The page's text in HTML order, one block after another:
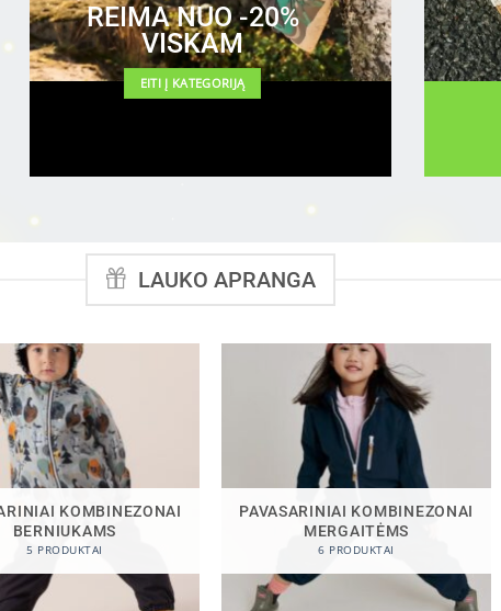
REIMA NUO -20%
VISKAM
EITI Į KATEGORIJĄ
LAUKO APRANGA
KOMBINEZONAI
BERNIUKAMS
5 PRODUKTAI
PAVASARINIAI KOMBINEZONAI
MERGAITĖMS
6 PRODUKTAI